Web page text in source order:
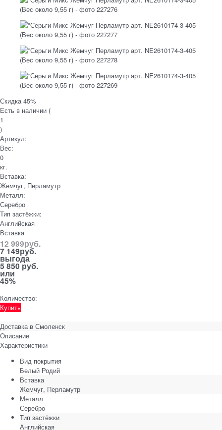
Скидка 45%
Есть в наличии (
1
)
Артикул:
Вес:
0
кг.
Вставка:
Жемчуг, Перламутр
Металл:
Серебро
Тип застёжки:
Английская
Вставка
12 999руб.
7 149руб.
выгода
5 850 руб.
или
45%
Количество:
Купить
Доставка в Смоленск
Описание
Характеристики
Вид покрытия
Белый Родий
Вставка
Жемчуг, Перламутр
Металл
Серебро
Тип застёжки
Английская